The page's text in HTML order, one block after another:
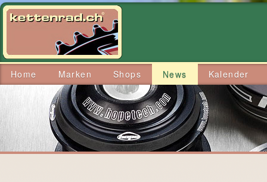
Home Marken Shops News Kalender